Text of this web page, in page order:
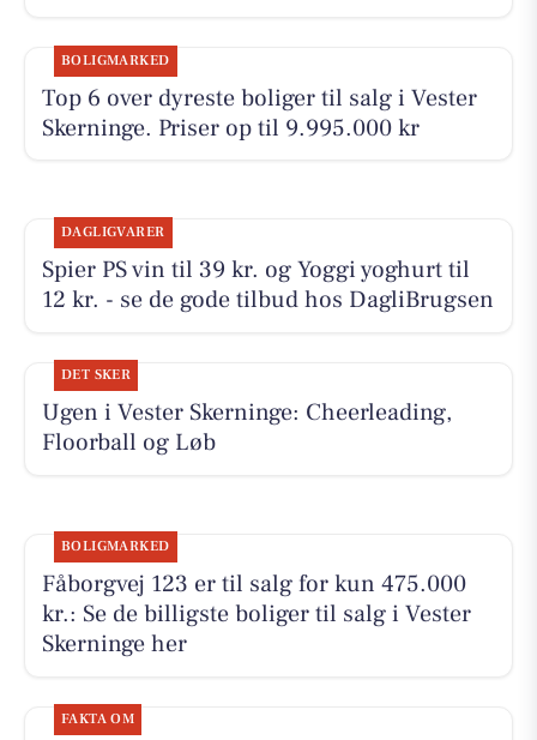
BOLIGMARKED
Top 6 over dyreste boliger til salg i Vester
Skerninge. Priser op til 9.995.000 kr
DAGLIGVARER
Spier PS vin til 39 kr. og Yoggi yoghurt til
12 kr. - se de gode tilbud hos DagliBrugsen
DET SKER
Ugen i Vester Skerninge: Cheerleading,
Floorball og Løb
BOLIGMARKED
Fåborgvej 123 er til salg for kun 475.000
kr.: Se de billigste boliger til salg i Vester
Skerninge her
FAKTA OM